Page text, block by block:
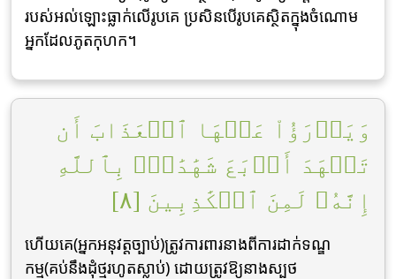
របស់អល់ឡោះធ្លាក់លើរូបគេ ប្រសិនបើរូបគេស្ថិតក្នុងចំណោម
អ្នកដែលភូតកុហក។
وَيَدۡرَؤُاْ عَنۡهَا ٱلۡعَذَابَ أَن
تَشۡهَدَ أَرۡبَعَ شَهَٰدَٰتِۭ بِٱللَّهِ
إِنَّهُۥ لَمِنَ ٱلۡكَٰذِبِينَ [٨]
ហើយគេ(អ្នកអនុវត្តច្បាប់)ត្រូវការពារនាងពីការដាក់ទណ្ឌ
កម្ម(គប់នឹងដុំថ្មរហូតស្លាប់) ដោយត្រូវឱ្យនាងស្បថ